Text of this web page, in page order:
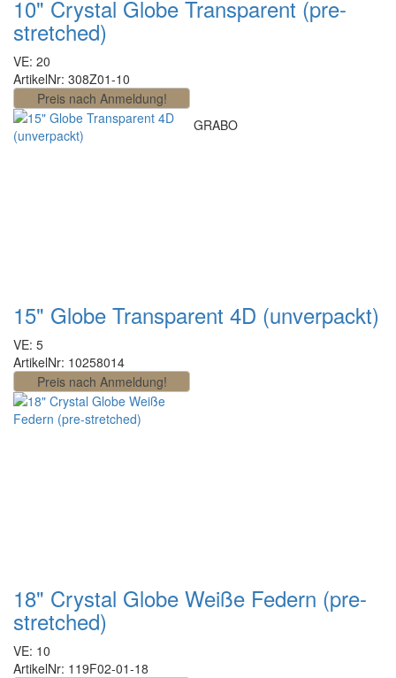
10" Crystal Globe Transparent (pre-
stretched)
VE: 20
ArtikelNr: 308Z01-10
GRABO
15" Globe Transparent 4D (unverpackt)
VE: 5
ArtikelNr: 10258014
18" Crystal Globe Weiße Federn (pre-
stretched)
VE: 10
ArtikelNr: 119F02-01-18